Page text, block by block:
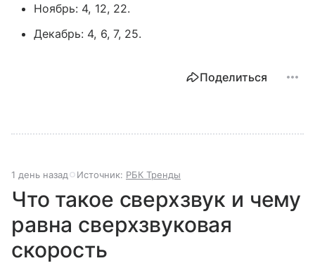
Ноябрь: 4, 12, 22.
Декабрь: 4, 6, 7, 25.
Поделиться
1 день назад Источник: РБК Тренды
Что такое сверхзвук и чему
равна сверхзвуковая
скорость